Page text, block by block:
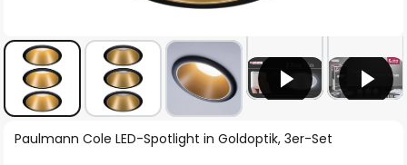
Zum
Paulmann Cole LED-Spotlight in Goldoptik, 3er-Set